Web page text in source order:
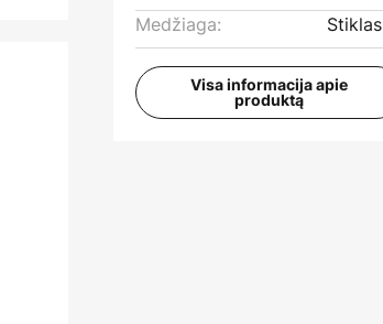
Medžiaga:
Stiklas
Visa informacija apie
produktą